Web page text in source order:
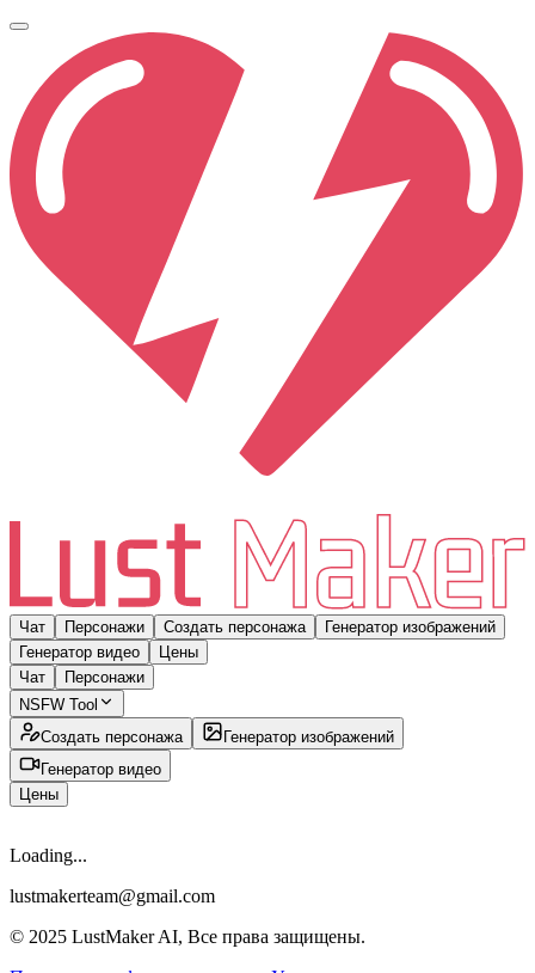
Чат Персонажи Создать персонажа
Генератор изображений
Генератор видео
Цены
Чат
Персонажи
NSFW Tool
Создать персонажа
Генератор изображений
Генератор видео
Цены
Loading...
lustmakerteam@gmail.com
© 2025 LustMaker AI, Все права защищены.